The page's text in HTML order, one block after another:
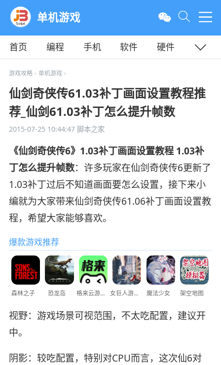
单机游戏
首页 编程 手机 软件
硬件
教程
平面
游戏攻略> 单机游戏>
仙剑奇侠传61.03补丁画面设置教程推
荐_仙剑61.03补丁怎么提升帧数
2015-07-25 10:44:47脚本之家
《仙剑奇侠传6》1.03补丁画面设置教程 1.03补
丁怎么提升帧数：许多玩家在仙剑奇侠传6更新了
1.03补丁过后不知道画面要怎么设置，接下来小
编就为大家带来仙剑奇侠传61.06补丁画面设置教
程，希望大家能够喜欢。
爆款游戏推荐
森林之子 恐龙岛 格来云游戏 女巨人游乐场 魔法少女 架空地图
视野：游戏场景可视范围，不太吃配置，建议开
中。
阴影：较吃配置，特别对CPU而言，这次仙6对